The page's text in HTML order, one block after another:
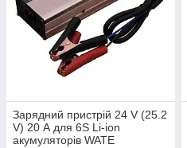
Зарядний пристрій 24 V (25.2
V) 20 А для 6S Li-ion
акумуляторів WATE